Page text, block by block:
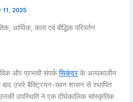
11, 2025
आर्थिक, कला एवं बौद्धिक परिवर्तन
और प्रभावी संपर्कसिकंदर के अल्पकालीन
उभरे बैक्ट्रियन-यवन शासन से स्थापित
उपस्थिति ने एक दीर्घकालिक सांस्कृतिक